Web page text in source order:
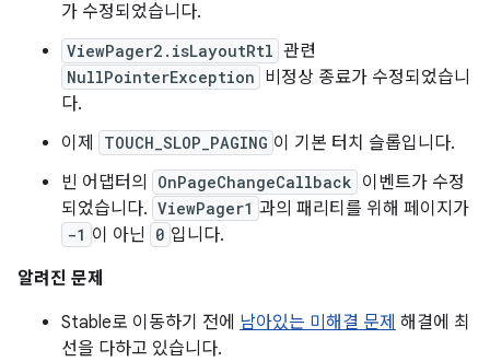
가 수정되었습니다.
ViewPager2.isLayoutRtl 관련
NullPointerException 비정상 종료가 수정되었습니
다.
이제
TOUCH_SLOP_PAGING 이 기본 터치 슬롭입니다.
빈 어댑터의
OnPageChangeCallback 이벤트가 수정
되었습니다. ViewPager1 과의 패리티를 위해 페이지가
-1 이 아닌 0 입니다.
알려진 문제
Stable로 이동하기 전에 남아있는 미해결 문제 해결에 최
선을 다하고 있습니다.